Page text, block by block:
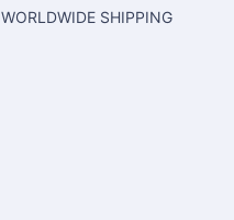
WORLDWIDE SHIPPING